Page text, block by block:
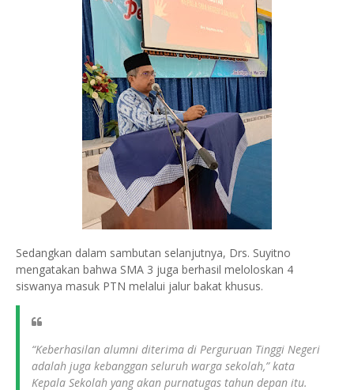
Sedangkan dalam sambutan selanjutnya, Drs. Suyitno
mengatakan bahwa SMA 3 juga berhasil meloloskan 4
siswanya masuk PTN melalui jalur bakat khusus.
“Keberhasilan alumni diterima di Perguruan Tinggi Negeri
adalah juga kebanggan seluruh warga sekolah,” kata
Kepala Sekolah yang akan purnatugas tahun depan itu.